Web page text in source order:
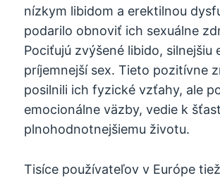
nízkym libidom a erektilnou
podarilo obnoviť ich sexuálne
Pociťujú zvýšené libido, silnejšiu
príjemnejší sex. Tieto pozitívne
posilnili ich fyzické vzťahy, ale
emocionálne väzby, vedie k
plnohodnotnejšiemu životu.
Tisíce používateľov v Európe